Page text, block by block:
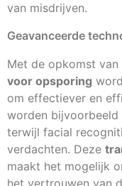
van misdrijven.
Geavanceerde
Met de opkomst van
voor opsporing
om effectiever en
worden
terwijl facial
verdachten. Deze
maakt het mogelijk
het vertrouwen van